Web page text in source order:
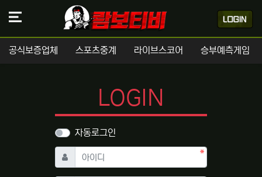
공식보증업체 스포츠중계 라이브스코어 승부예측게임
LOGIN
자동로그인
아이디 필수